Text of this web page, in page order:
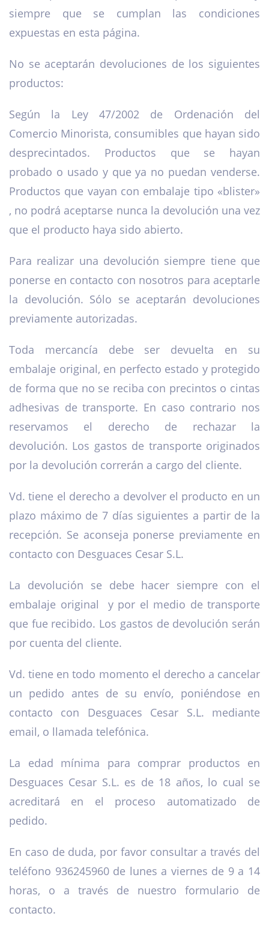
siempre que se cumplan las condiciones
expuestas en esta página.
No se aceptarán devoluciones de los siguientes
productos:
Según la Ley 47/2002 de Ordenación del
Comercio Minorista, consumibles que hayan sido
desprecintados. Productos que se hayan
probado o usado y que ya no puedan venderse.
Productos que vayan con embalaje tipo «blister»
, no podrá aceptarse nunca la devolución una vez
que el producto haya sido abierto.
Para realizar una devolución siempre tiene que
ponerse en contacto con nosotros para aceptarle
la devolución. Sólo se aceptarán devoluciones
previamente autorizadas.
Toda mercancía debe ser devuelta en su
embalaje original, en perfecto estado y protegido
de forma que no se reciba con precintos o cintas
adhesivas de transporte. En caso contrario nos
reservamos el derecho de rechazar la
devolución. Los gastos de transporte originados
por la devolución correrán a cargo del cliente.
Vd. tiene el derecho a devolver el producto en un
plazo máximo de 7 días siguientes a partir de la
recepción. Se aconseja ponerse previamente en
contacto con Desguaces Cesar S.L.
La devolución se debe hacer siempre con el
embalaje original y por el medio de transporte
que fue recibido. Los gastos de devolución serán
por cuenta del cliente.
Vd. tiene en todo momento el derecho a cancelar
un pedido antes de su envío, poniéndose en
contacto con Desguaces Cesar S.L. mediante
email, o llamada telefónica.
La edad mínima para comprar productos en
Desguaces Cesar S.L. es de 18 años, lo cual se
acreditará en el proceso automatizado de
pedido.
En caso de duda, por favor consultar a través del
teléfono 936245960 de lunes a viernes de 9 a 14
horas, o a través de nuestro formulario de
contacto.